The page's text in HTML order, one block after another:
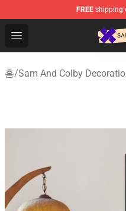
FREE shipping
Open menu
Sam And Colby Shop
홈/Sam And Colby